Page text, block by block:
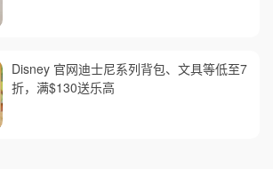
Disney 官网迪士尼系列背包、文具等低至7
折，满$130送乐高